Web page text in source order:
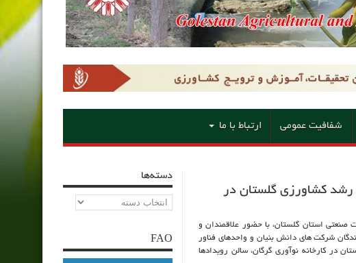
شفافیت عمومی ارتباط با ما
کشاورزی گلستان در
استان گلستان، با حضور علاقمندان و
شرکت های دانش بنیان و واحدهای فناور
در کارخانه نوآوری گرگان، سالن رویدادها
دسته‌ها
دسته‌ها
FAO